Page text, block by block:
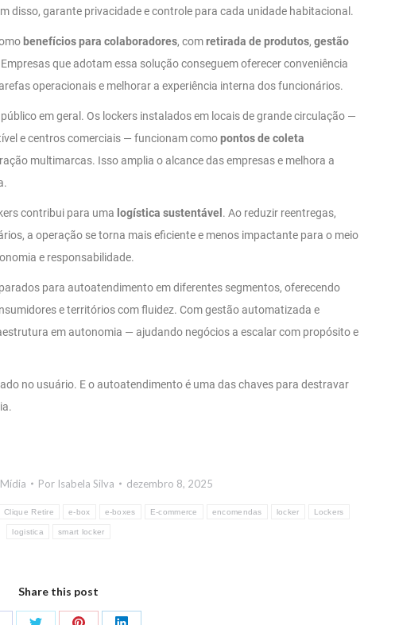
disso, garante privacidade e controle para cada unidade habitacional.
benefícios para colaboradores, comretirada de produtos, gestão
Empresas que adotam essa solução conseguem oferecer conveniência
operacionais e melhorar a experiência interna dos funcionários.
em geral. Os lockers instalados em locais de grande circulação —
e centros comerciais — funcionam comopontos de coleta
multimarcas. Isso amplia o alcance das empresas e melhora a
contribui para uma logística sustentável . Ao reduzir reentregas,
a operação se torna mais eficiente e menos impactante para o meio
e responsabilidade.
para autoatendimento em diferentes segmentos, oferecendo
e territórios com fluidez. Com gestão automatizada e
em autonomia — ajudando negócios a escalar com propósito e
no usuário. E o autoatendimento é uma das chaves para destravar
Por Isabela Silva dezembro 8, 2025
Clique Retire e-box e-boxes E-commerce encomendas locker Lockers
logistica smart locker
Share this post